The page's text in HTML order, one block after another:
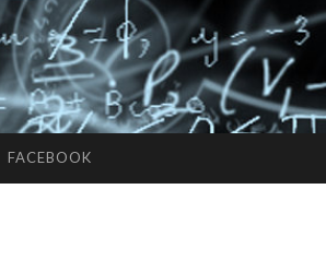
FACEBOOK